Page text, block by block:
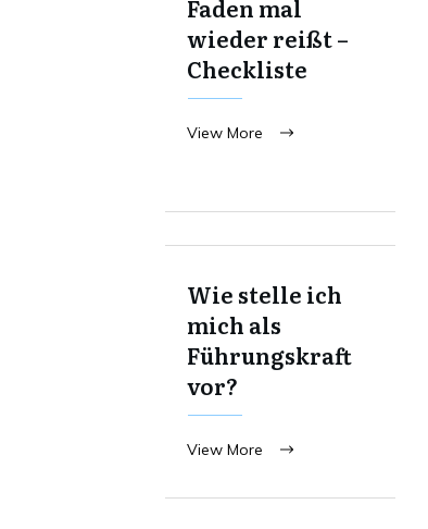
Faden mal
wieder reißt –
Checkliste
View More
Wie stelle ich
mich als
Führungskraft
vor?
View More